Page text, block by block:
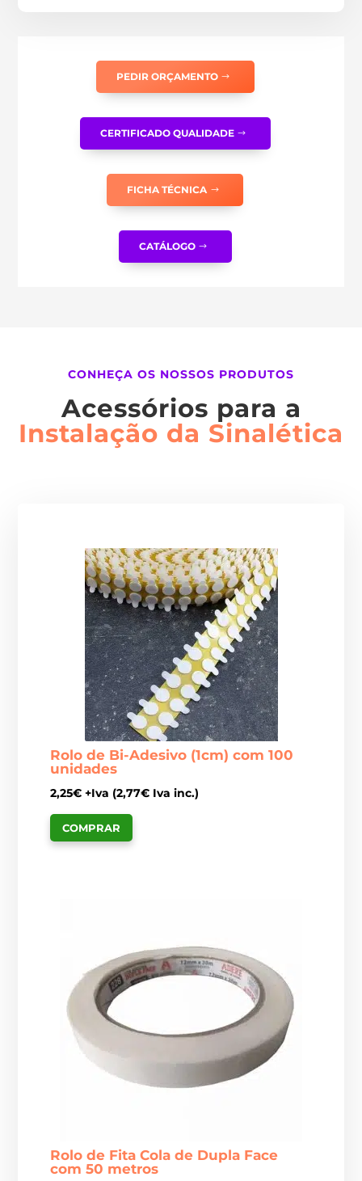
PEDIR ORÇAMENTO
CERTIFICADO QUALIDADE
FICHA TÉCNICA
CATÁLOGO
CONHEÇA OS NOSSOS PRODUTOS
Acessórios para a
Instalação da Sinalética
Rolo de Bi-Adesivo (1cm) com 100
unidades
2,25€ +Iva (2,77€ Iva inc.)
COMPRAR
Rolo de Fita Cola de Dupla Face
com 50 metros